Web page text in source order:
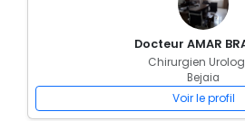
Docteur AMAR
Chirurgien
Bejaia
Voir le profil